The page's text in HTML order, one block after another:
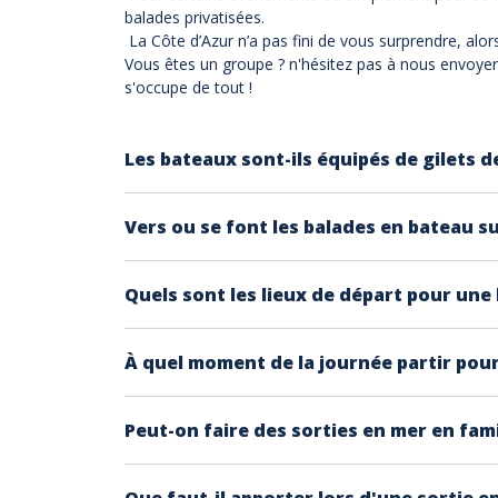
balades privatisées.
La Côte d’Azur n’a pas fini de vous surprendre,
Vous êtes un groupe ? n'hésitez pas à nous
s'occupe de tout !
Les bateaux sont-ils équipés de gilets
navigation et des dispositifs de
Vers ou se font les balades en bateau
Plusieurs types vous sont proposés : en
- Les îles de Lérins au large de Cannes.
- Les Calanques de l'Estérel avec ses
- Le Golfe de Saint Tropez et les 3 caps
Choisissez si vous voulez partir pendant
Quels sont les lieux de départ pour
- Départ de Nice vers Saint Jean Cap Ferrat
- De Cannes/ Mandelieu vers l'Estérel,
- De Fréjus / Saint Raphaël vers les roches
À quel moment de la journée partir
embarcations sont confortables et équipés
Peut-on faire des sorties en mer en